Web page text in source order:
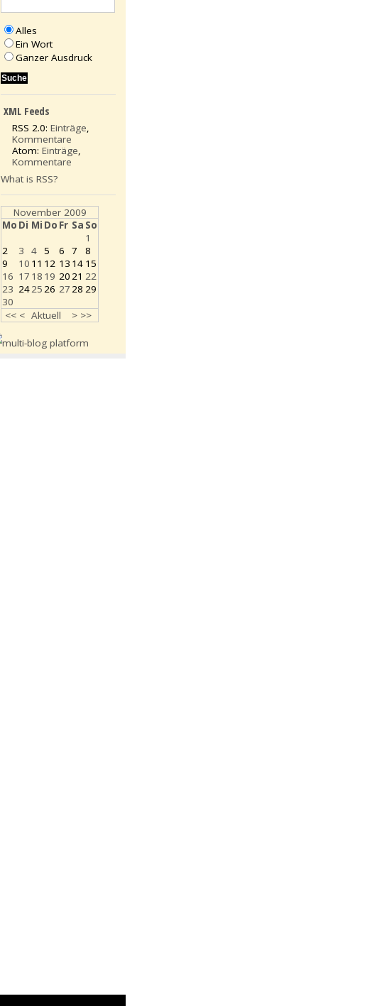
Alles
Ein Wort
Ganzer Ausdruck
XML Feeds
RSS 2.0:Einträge,
Kommentare
Atom:Einträge,
Kommentare
What is RSS?
November 2009
Mo Di Mi Do Fr Sa So
<< < Aktuell > >>
1
2
3 4 5 6 7
8
9
10 11 12 13 14 15
16 17 18 19 2021 22
23 242526 2728 29
30